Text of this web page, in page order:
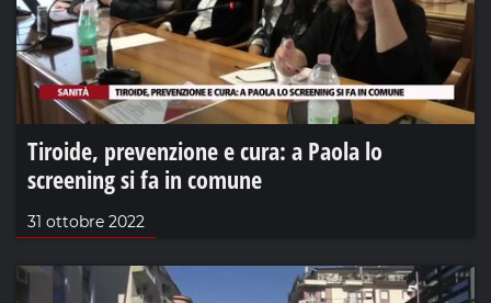
Tiroide, prevenzione e cura: a Paola lo
screening si fa in comune
31 ottobre 2022